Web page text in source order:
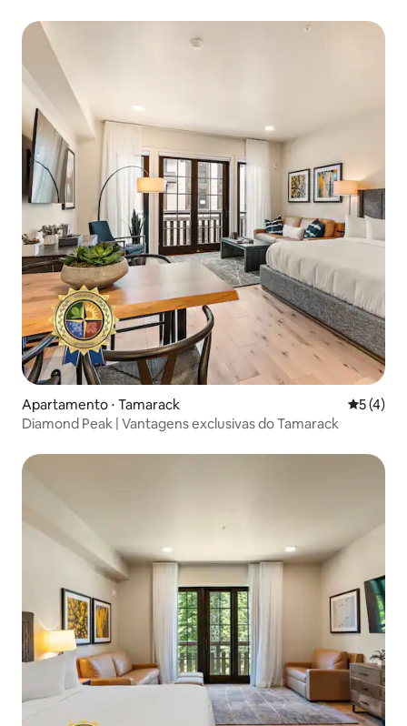
Apartamento ⋅ Tamarack 5 de
5 (4)
Diamond Peak | Vantagens exclusivas do Tamarack